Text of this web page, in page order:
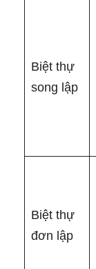
Biệt thự
song lập
Biệt thự
đơn lập